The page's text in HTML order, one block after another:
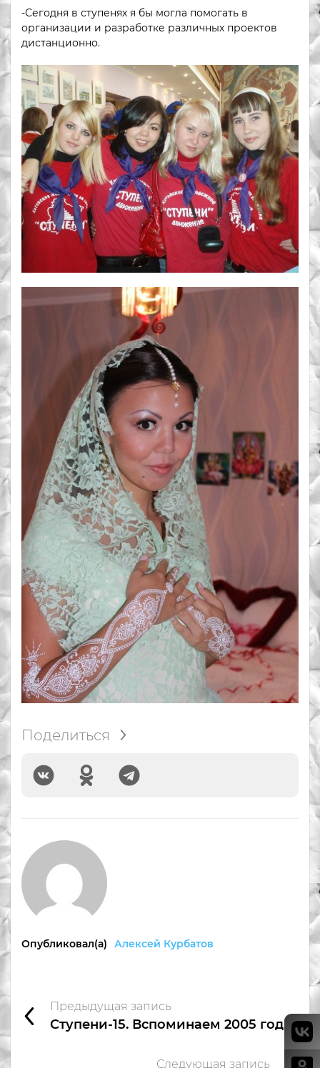
-Сегодня в ступенях я бы могла помогать в
организации и разработке различных проектов
дистанционно.
Поделиться
Опубликовал(а) Алексей Курбатов
Предыдущая запись
Ступени-15. Вспоминаем 2005 год!
Следующая запись